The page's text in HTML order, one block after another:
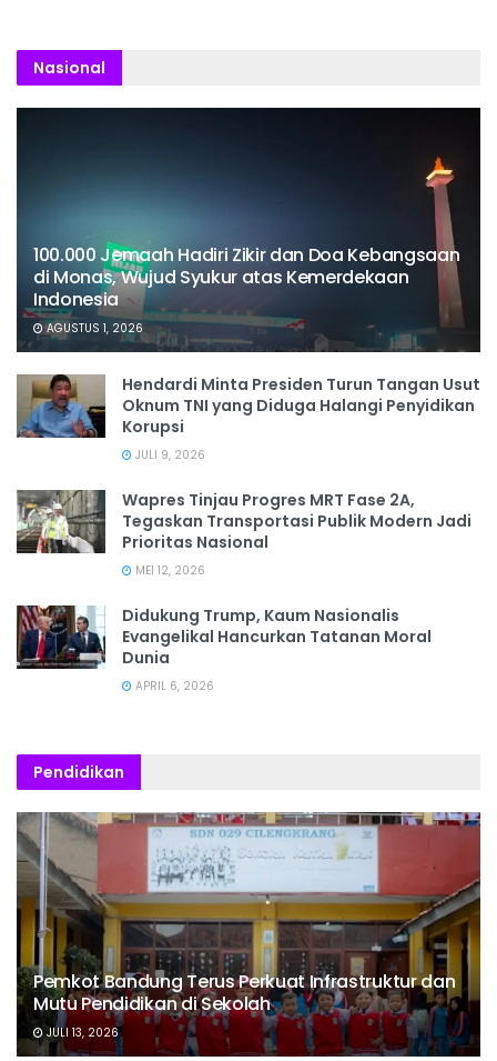
Nasional
100.000 Jemaah Hadiri Zikir dan Doa Kebangsaan
di Monas, Wujud Syukur atas Kemerdekaan
Indonesia
AGUSTUS 1, 2026
Hendardi Minta Presiden Turun Tangan Usut
Oknum TNI yang Diduga Halangi Penyidikan
Korupsi
JULI 9, 2026
Wapres Tinjau Progres MRT Fase 2A,
Tegaskan Transportasi Publik Modern Jadi
Prioritas Nasional
MEI 12, 2026
Didukung Trump, Kaum Nasionalis
Evangelikal Hancurkan Tatanan Moral
Dunia
APRIL 6, 2026
Pendidikan
Pemkot Bandung Terus Perkuat Infrastruktur dan
Mutu Pendidikan di Sekolah
JULI 13, 2026